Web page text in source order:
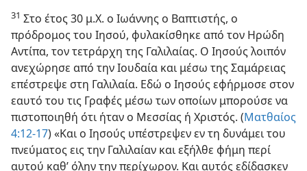
31 Στο έτος 30 μ.Χ. ο Ιωάννης ο Βαπτιστής, ο
πρόδρομος του Ιησού, φυλακίσθηκε από τον Ηρώδη
Αντίπα, τον τετράρχη της Γαλιλαίας. Ο Ιησούς λοιπόν
ανεχώρησε από την Ιουδαία και μέσω της Σαμάρειας
επέστρεψε στη Γαλιλαία. Εδώ ο Ιησούς εφήρμοσε στον
εαυτό του τις Γραφές μέσω των οποίων μπορούσε να
πιστοποιηθή ότι ήταν ο Μεσσίας ή Χριστός. (Ματθαίος
4:12-17) «Και ο Ιησούς υπέστρεψεν εν τη δυνάμει του
πνεύματος εις την Γαλιλαίαν και εξήλθε φήμη περί
αυτού καθ’ όλην την περίχωρον. Και αυτός εδίδασκεν